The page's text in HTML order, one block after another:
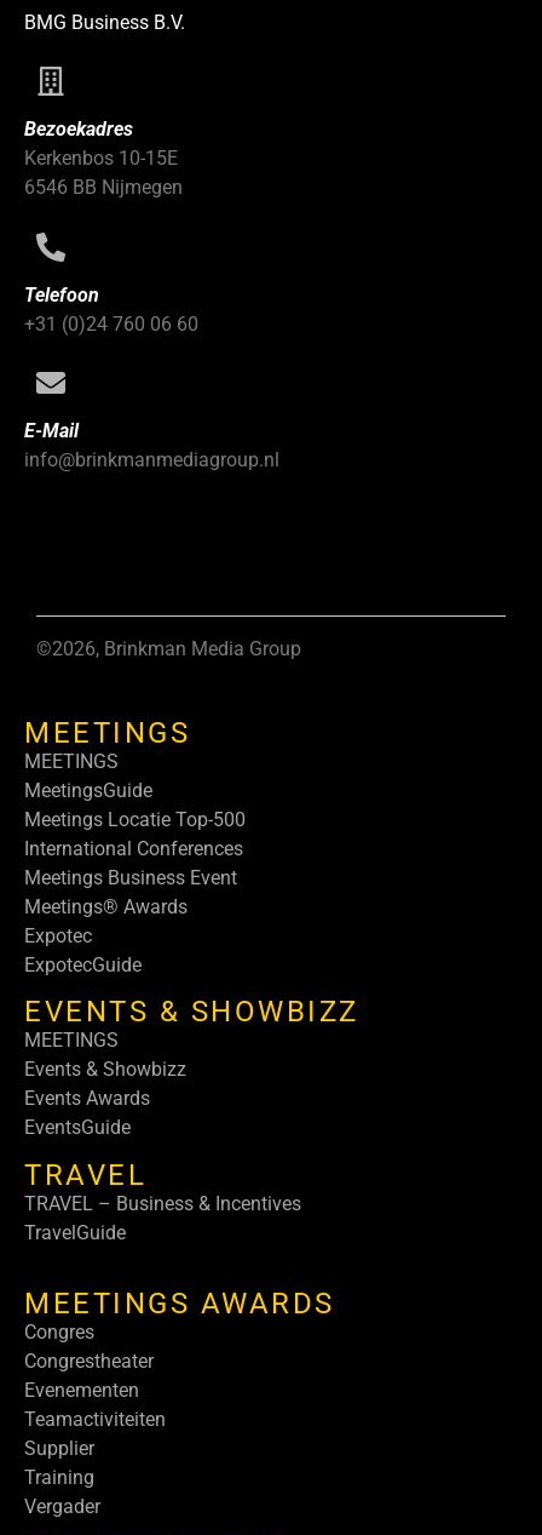
BMG Business B.V.
Bezoekadres
Kerkenbos 10-15E
6546 BB Nijmegen
Telefoon
+31 (0)24 760 06 60
E-Mail
info@brinkmanmediagroup.nl
©2026, Brinkman Media Group
MEETINGS
MEETINGS
MeetingsGuide
Meetings Locatie Top-500
International Conferences
Meetings Business Event
Meetings® Awards
Expotec
ExpotecGuide
EVENTS & SHOWBIZZ
MEETINGS
Events & Showbizz
Events Awards
EventsGuide
TRAVEL
TRAVEL – Business & Incentives
TravelGuide
MEETINGS AWARDS
Congres
Congrestheater
Evenementen
Teamactiviteiten
Supplier
Training
Vergader